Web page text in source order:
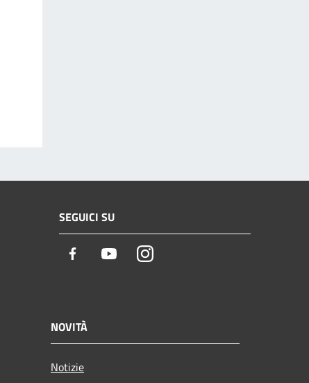
SEGUICI SU
Facebook YoutubeInstagram
NOVITÀ
Notizie